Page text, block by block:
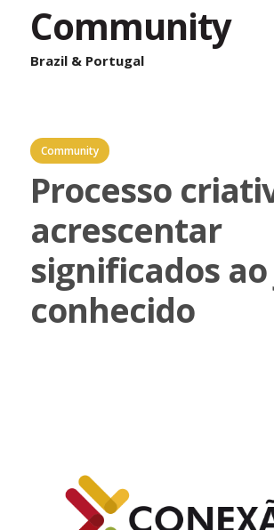
Community
Brazil & Portugal
Community
Processo
acrescentar
significados ao
conhecido